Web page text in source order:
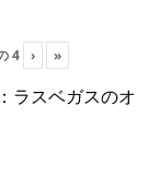
4 › »
：ラスベガスのオ